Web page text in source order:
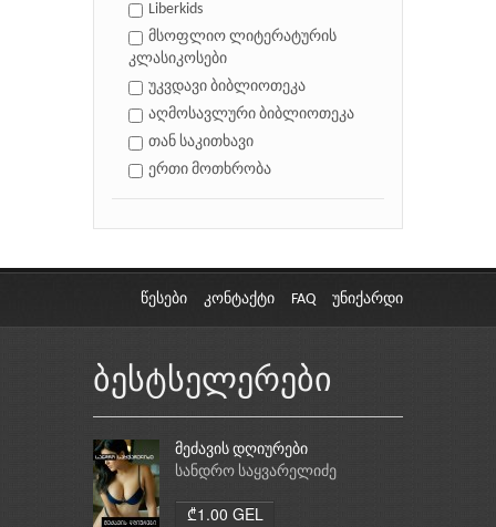
Liberkids
მსოფლიო ლიტერატურის
კლასიკოსები
უკვდავი ბიბლიოთეკა
აღმოსავლური ბიბლიოთეკა
თან საკითხავი
ერთი მოთხრობა
წესები კონტაქტი FAQ უნიქარდი
ბესტსელერები
მეძავის დღიურები
სანდრო საყვარელიძე
₾1.00 GEL